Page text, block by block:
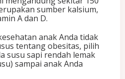
sumber kalsium,
A dan D.
anak Anda tidak
tentang obesitas, pilih
susu sapi rendah lemak
sampai anak Anda